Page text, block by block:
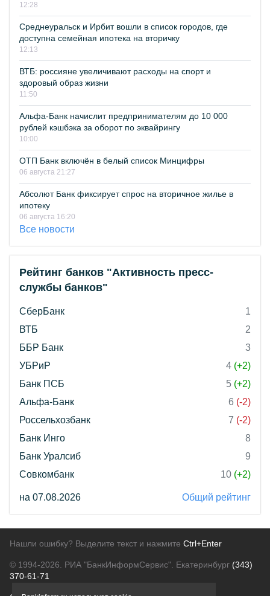
12:28
Среднеуральск и Ирбит вошли в список городов, где
доступна семейная ипотека на вторичку
12:13
ВТБ: россияне увеличивают расходы на спорт и
здоровый образ жизни
11:50
Альфа-Банк начислит предпринимателям до 10 000
рублей кэшбэка за оборот по эквайрингу
10:00
ОТП Банк включён в белый список Минцифры
06 августа 21:27
Абсолют Банк фиксирует спрос на вторичное жилье в
ипотеку
06 августа 16:20
Все новости
Рейтинг банков "Активность пресс-
службы банков"
СберБанк
1
ВТБ
2
ББР Банк
3
УБРиР
4 (+2)
Банк ПСБ
5 (+2)
Альфа-Банк
6 (-2)
Россельхозбанк
7 (-2)
Банк Инго
8
Банк Уралсиб
9
Совкомбанк
10 (+2)
на 07.08.2026 Общий рейтинг
Нашли ошибку? Выделите текст и нажмите Ctrl+Enter
© 1994-2026. РИА "БанкИнформСервис". Екатеринбург (343)
370-61-71